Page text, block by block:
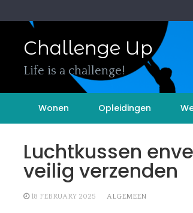
to
Challenge Up
Life is a challenge!
Wonen Opleidingen
Luchtkussen
veilig verzenden
18 FEBRUARY 2025 ALGEMEEN